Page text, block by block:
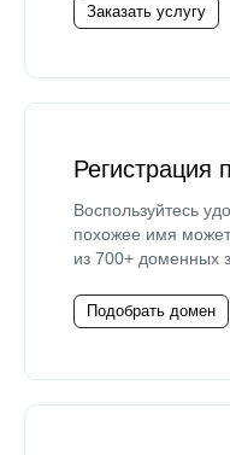
Заказать услугу
Регистрация
Воспользуйтесь
похожее имя
из 700+ доменных
Подобрать домен